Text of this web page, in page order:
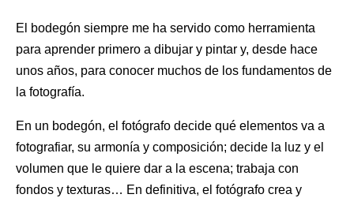
El bodegón siempre me ha servido como herramienta
para aprender primero a dibujar y pintar y, desde hace
unos años, para conocer muchos de los fundamentos de
la fotografía.
En un bodegón, el fotógrafo decide qué elementos va a
fotografiar, su armonía y composición; decide la luz y el
volumen que le quiere dar a la escena; trabaja con
fondos y texturas… En definitiva, el fotógrafo crea y